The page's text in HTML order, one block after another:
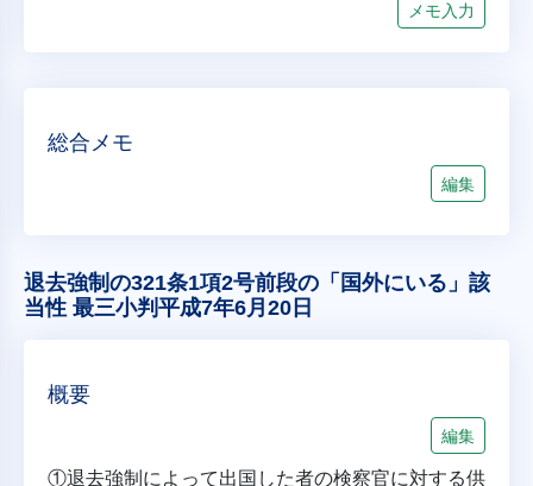
メモ入力
総合メモ
編集
退去強制の321条1項2号前段の「国外にいる」該
当性 最三小判平成7年6月20日
概要
編集
①退去強制によって出国した者の検察官に対する供